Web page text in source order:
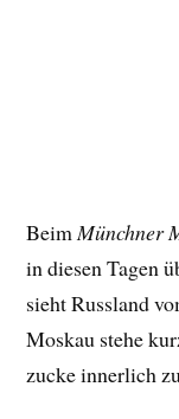
BeimMünchner
in diesen Tagen
sieht Russland
Moskau stehe
zucke innerlich